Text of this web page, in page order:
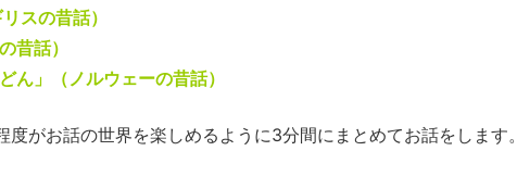
スの昔話）
昔話）
ん」（ノルウェーの昔話）
がお話の世界を楽しめるように3分間にまとめてお話をします。